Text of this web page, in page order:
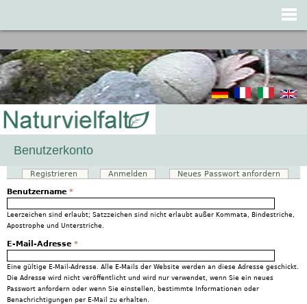
Benutzerkonto
Haupt-Reiter
Registrieren (aktiver Reiter)
Anmelden
Neues Passwort anfordern
Benutzername *
Leerzeichen sind erlaubt; Satzzeichen sind nicht erlaubt außer Kommata, Bindestriche,
Apostrophe und Unterstriche.
E-Mail-Adresse *
Eine gültige E-Mail-Adresse. Alle E-Mails der Website werden an diese Adresse geschickt.
Die Adresse wird nicht veröffentlicht und wird nur verwendet, wenn Sie ein neues
Passwort anfordern oder wenn Sie einstellen, bestimmte Informationen oder
Benachrichtigungen per E-Mail zu erhalten.